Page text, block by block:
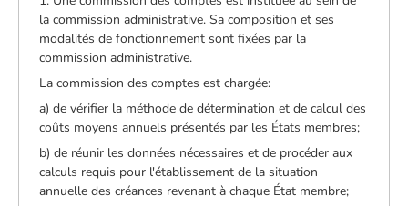
la commission administrative. Sa composition et ses
modalités de fonctionnement sont fixées par la
commission administrative.
La commission des comptes est chargée:
a) de vérifier la méthode de détermination et de calcul des
coûts moyens annuels présentés par les États membres;
b) de réunir les données nécessaires et de procéder aux
calculs requis pour l'établissement de la situation
annuelle des créances revenant à chaque État membre;